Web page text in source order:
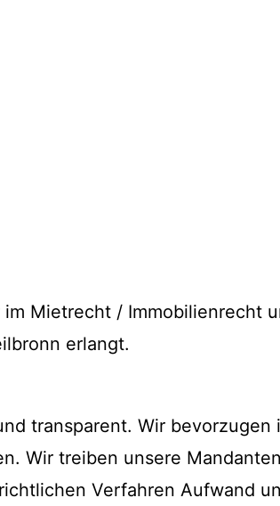
Mietrecht / Immobilienrecht
erlangt.
transparent. Wir bevorzugen
Wir treiben unsere
Verfahren Aufwand